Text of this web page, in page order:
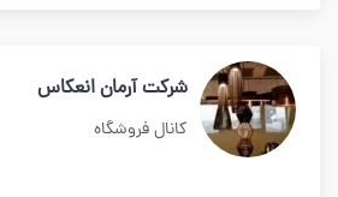
شرکت آرمان انعکاس
کانال فروشگاه